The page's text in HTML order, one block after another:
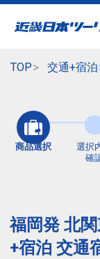
TOP 交通+宿泊
商品選択
選択
確
福岡発 北
+宿泊 交通